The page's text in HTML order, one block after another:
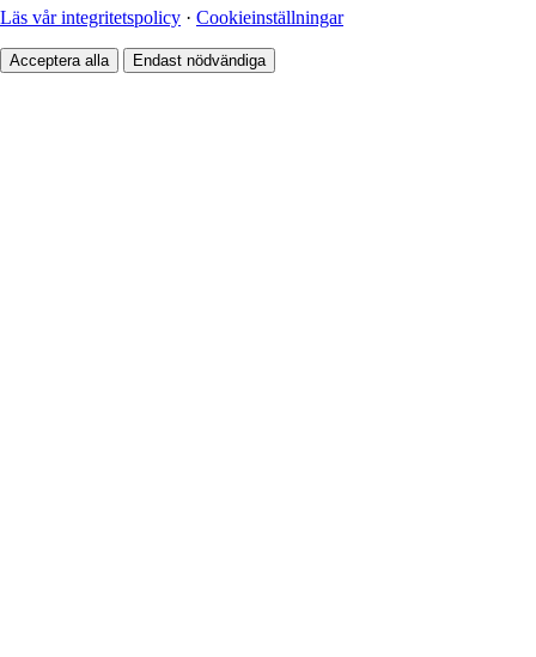
Läs vår integritetspolicy · Cookieinställningar
Acceptera alla Endast nödvändiga